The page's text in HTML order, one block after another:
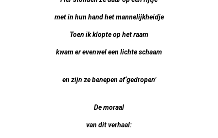
met in hun hand het mannelijkheidje
Toen ik klopte op het raam
kwam er evenwel een lichte schaam
en zijn ze benepen af‘gedropen’
De moraal
van dit verhaal: